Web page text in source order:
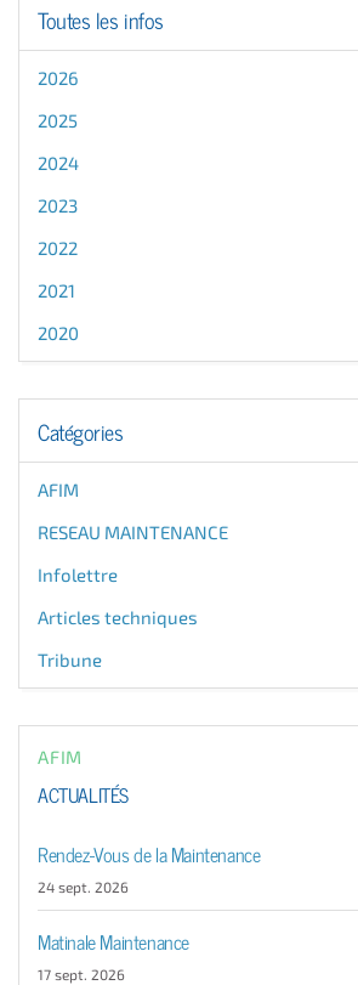
Toutes les infos
2026
2025
2024
2023
2022
2021
2020
Catégories
AFIM
RESEAU MAINTENANCE
Infolettre
Articles techniques
Tribune
AFIM
ACTUALITÉS
Rendez-Vous de la Maintenance
24 sept. 2026
Matinale Maintenance
17 sept. 2026